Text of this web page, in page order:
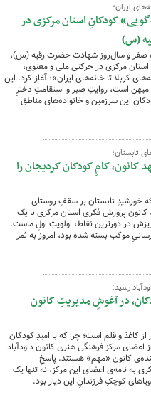
ایران؛
کودکانِ استان مرکزی در
(س)
صفر و سال‌روز شهادت حضرت رقیه (س)،
مرکزی در حرکتی ملی و معنوی،
کربلا تا خانه‌های ایران»؛ آغاز کرد. این
است، روایتِ صبر و استقامتِ دخترِ
این سرزمین و خانواده‌های مناطق
تابستان؛
کانون، کامِ کودکان کردیجان را
خورشیدِ تابستان بر سقفِ روستای
کانون پرورش فکری استان مرکزی با یک
در دورترین نقاط، اولویتِ اولِ ماست.
موکب بسته شده بود، امروز به ثمر
رسید؛
در آغوشِ مدیریتِ کانون
از کاغذ و قلم است؛ چرا که با امیدِ کودکان
اعضای مرکز فرهنگی هنری کانون داودآباد
کانون «مهم» هستند. پاسخِ
به نامه‌ی اعضای این مرکز، نه تنها یک
کوچکِ فرزندانِ این دیار بود.